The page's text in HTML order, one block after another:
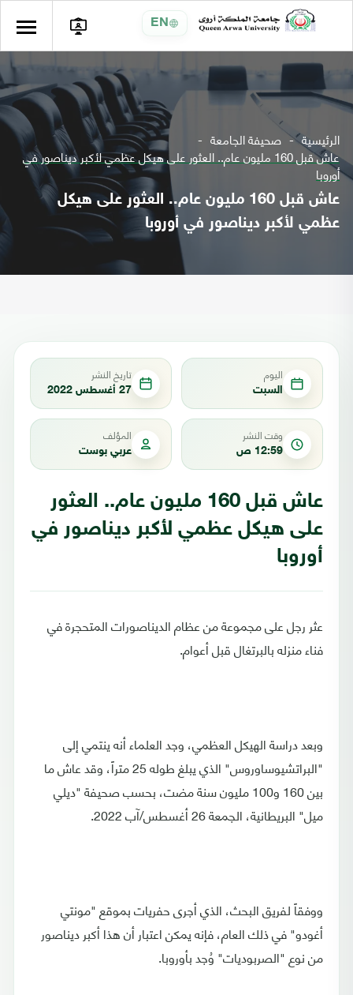
EN
الرئيسية صحيفة الجامعة
عاش قبل 160 مليون عام.. العثور على هيكل عظمي لأكبر ديناصور في
أوروبا
عاش قبل 160 مليون عام.. العثور على هيكل
عظمي لأكبر ديناصور في أوروبا
اليوم
السبت
تاريخ النشر
27 أغسطس 2022
وقت النشر
12:59 ص
المؤلف
عربي بوست
عاش قبل 160 مليون عام.. العثور
على هيكل عظمي لأكبر ديناصور في
أوروبا
عثر رجل على مجموعة من عظام الديناصورات المتحجرة في
فناء منزله بالبرتغال قبل أعوام.
وبعد دراسة الهيكل العظمي، وجد العلماء أنه ينتمي إلى
"البراتشيوساوروس" الذي يبلغ طوله 25 متراً، وقد عاش ما
بين 160 و100 مليون سنة مضت، بحسب صحيفة "ديلي
ميل" البريطانية، الجمعة 26 أغسطس/آب 2022.
ووفقاً لفريق البحث، الذي أجرى حفريات بموقع "مونتي
أغودو" في ذلك العام، فإنه يمكن اعتبار أن هذا أكبر ديناصور
من نوع "الصربوديات" وُجد بأوروبا.